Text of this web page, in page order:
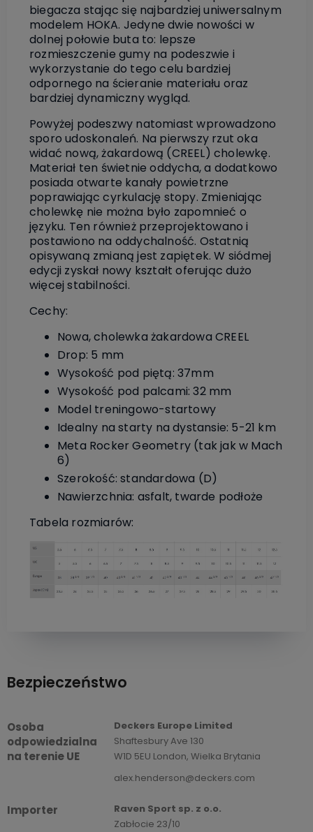
biegacza stając się najbardziej uniwersalnym
modelem HOKA. Jedyne dwie nowości w
dolnej połowie buta to: lepsze
rozmieszczenie gumy na podeszwie i
wykorzystanie do tego celu bardziej
odpornego na ścieranie materiału oraz
bardziej dynamiczny wygląd.
Powyżej podeszwy natomiast wprowadzono
sporo udoskonaleń. Na pierwszy rzut oka
widać nową, żakardową (CREEL) cholewkę.
Materiał ten świetnie oddycha, a dodatkowo
posiada otwarte kanały powietrzne
poprawiając cyrkulację stopy. Zmieniając
cholewkę nie można było zapomnieć o
języku. Ten również przeprojektowano i
postawiono na oddychalność. Ostatnią
opisywaną zmianą jest zapiętek. W siódmej
edycji zyskał nowy kształt oferując dużo
więcej stabilności.
Cechy:
Nowa, cholewka żakardowa CREEL
Drop: 5 mm
Wysokość pod piętą: 37mm
Wysokość pod palcami: 32 mm
Model treningowo-startowy
Idealny na starty na dystansie: 5-21 km
Meta Rocker Geometry (tak jak w Mach
6)
Szerokość: standardowa (D)
Nawierzchnia: asfalt, twarde podłoże
Tabela rozmiarów:
Bezpieczeństwo
Osoba
odpowiedzialna
na terenie UE
Deckers Europe Limited
Shaftesbury Ave 130
W1D 5EU London, Wielka Brytania
alex.henderson@deckers.com
Importer
Raven Sport sp. z o.o.
Zabłocie 23/10